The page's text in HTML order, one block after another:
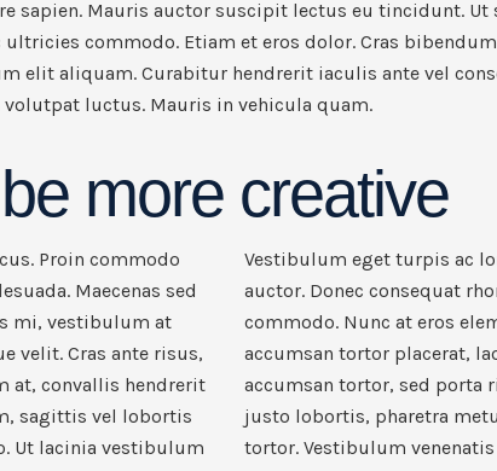
sapien. Mauris auctor suscipit lectus eu tincidunt. Ut
commodo. Etiam et eros dolor. Cras
elit aliquam. Curabitur hendrerit iaculis ante vel
luctus. Mauris in vehicula quam.
more creative
Proin commodo
Maecenas sed
mi, vestibulum at
velit. Cras ante risus,
at, convallis hendrerit
sagittis vel lobortis
Ut lacinia vestibulum
Vestibulum eget turpis ac
auctor. Donec consequat
commodo. Nunc at eros
accumsan tortor placerat,
accumsan tortor, sed porta
justo lobortis, pharetra
tortor. Vestibulum